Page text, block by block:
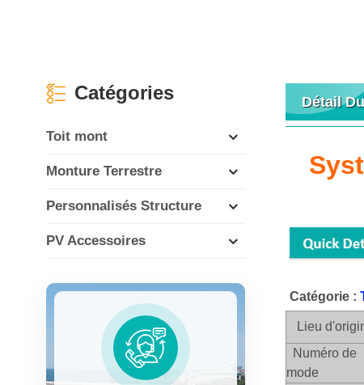
Détail
Catégorie :
Lieu
Numéro de
mode
Catégories
Toit mont
Monture Terrestre
Personnalisés Structure
PV Accessoires